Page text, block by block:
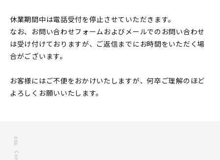
休業期間中は電話受付を停止させていただきます。
なお、お問い合わせフォームおよびメールでのお問い合わせ
は受け付けておりますが、ご返信までにお時間をいただく場
合がございます。
お客様にはご不便をおかけいたしますが、何卒ご理解のほど
よろしくお願いいたします。
#06